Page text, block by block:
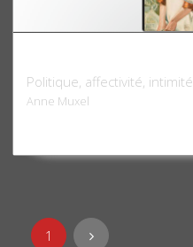
Politique, affectivité, intimité
Anne Muxel
1